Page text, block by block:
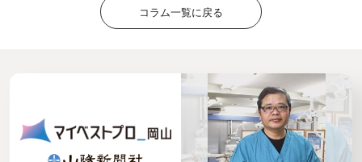
コラム一覧に戻る